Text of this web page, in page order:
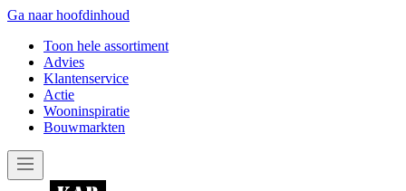
Ga naar hoofdinhoud
Toon hele assortiment
Advies
Klantenservice
Actie
Wooninspiratie
Bouwmarkten